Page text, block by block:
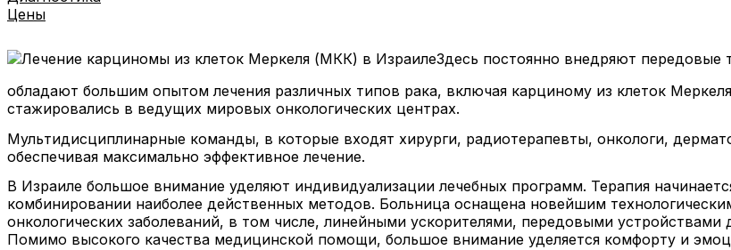
Цены
Здесь постоянно внедряют передовые
обладают большим опытом лечения различных типов рака, включая карциному из клеток
стажировались в ведущих мировых онкологических центрах.
Мультидисциплинарные команды, в которые входят хирурги, радиотерапевты, онкологи,
обеспечивая максимально эффективное лечение.
В Израиле большое внимание уделяют индивидуализации лечебных программ. Терапия
комбинировании наиболее действенных методов. Больница оснащена новейшим
онкологических заболеваний, в том числе, линейными ускорителями, передовыми устройствами
Помимо высокого качества медицинской помощи, большое внимание уделяется комфорту и